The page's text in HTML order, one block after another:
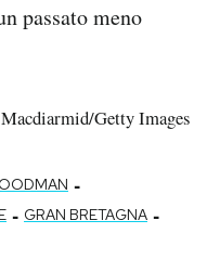
passato meno
Getty Images
-
- GRAN BRETAGNA -